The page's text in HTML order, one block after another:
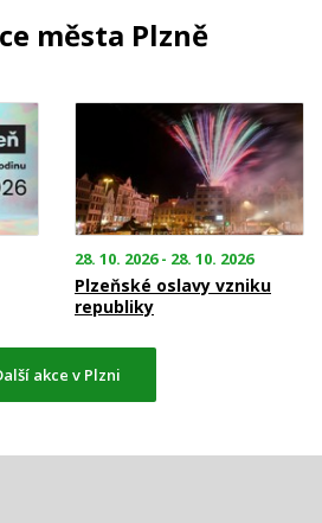
města Plzně
28. 10. 2026 - 28. 10. 2026
Plzeňské oslavy vzniku
republiky
akce v Plzni